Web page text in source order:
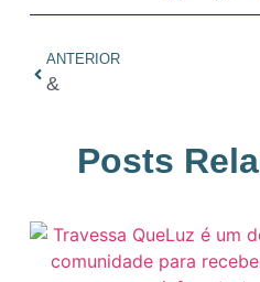
ANTERIOR
&
Posts